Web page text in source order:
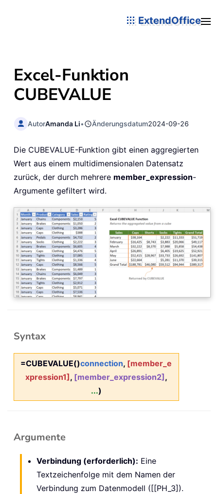
ExtendOffice
Excel-Funktion
CUBEVALUE
AutorAmanda Li• Änderungsdatum2024-09-26
Die CUBEVALUE-Funktion gibt einen aggregierten
Wert aus einem multidimensionalen Datensatz
zurück, der durch mehrere member_expression-
Argumente gefiltert wird.
Syntax
=CUBEVALUE()connection, [member_e
xpression1] , [member_expression2] ,
...)
Argumente
Verbindung (erforderlich): Eine
Textzeichenfolge mit dem Namen der
Verbindung zum Datenmodell ([[PH_3]).